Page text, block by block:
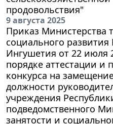
продовольствия"
9 августа 2025
Приказ Министерства
социального развития
Ингушетия от 22 июля
порядке аттестации и
конкурса на
должности
учреждения
подведомственного
занятости и